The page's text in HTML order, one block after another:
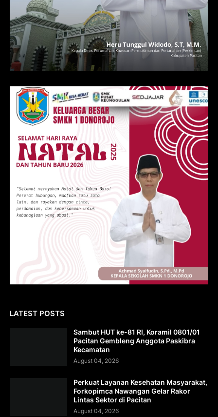
LATEST POSTS
Sambut HUT ke-81 RI, Koramil 0801/01
Pacitan Gembleng Anggota Paskibra
Kecamatan
August 04, 2026
Perkuat Layanan Kesehatan Masyarakat,
Forkopimca Nawangan Gelar Rakor
Lintas Sektor di Pacitan
August 04, 2026